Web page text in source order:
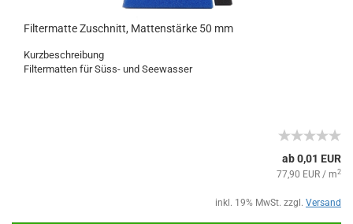
Filtermatte Zuschnitt, Mattenstärke 50 mm
Kurzbeschreibung
Filtermatten für Süss- und Seewasser
ab 0,01 EUR
77,90 EUR / m2
inkl. 19% MwSt. zzgl. Versand